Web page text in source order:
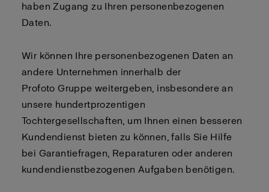
haben Zugang zu Ihren personenbezogenen
Daten.
Wir können Ihre personenbezogenen Daten an
andere Unternehmen innerhalb der
Profoto Gruppe weitergeben, insbesondere an
unsere hundertprozentigen
Tochtergesellschaften, um Ihnen einen besseren
Kundendienst bieten zu können, falls Sie Hilfe
bei Garantiefragen, Reparaturen oder anderen
kundendienstbezogenen Aufgaben benötigen.